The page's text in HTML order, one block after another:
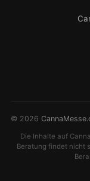
© 2026
Die Inhalte auf
Beratung findet nicht